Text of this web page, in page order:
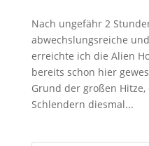
Nach ungefähr 2
abwechslungsreiche
erreichte ich die Alien
bereits schon hier
Grund der großen
Schlendern diesmal...